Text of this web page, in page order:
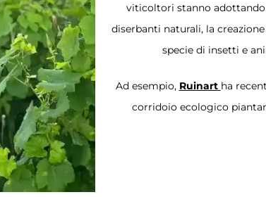
viticoltori stanno
diserbanti naturali, la
specie di insetti e
Ad esempio, Ruinart ha
corridoio ecologico